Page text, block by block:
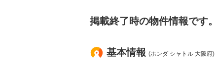
掲載終了時の物件情報です。
基本情報 (ホンダ シャトル 大阪府)